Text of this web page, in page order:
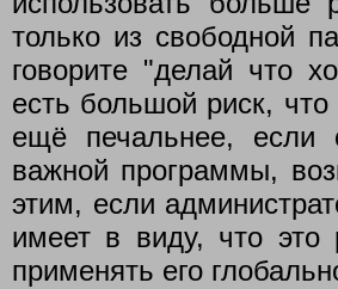
только из свободной
говорите "делай что
есть большой риск, что
ещё печальнее, если
важной программы,
этим, если
имеет в виду, что
применять его